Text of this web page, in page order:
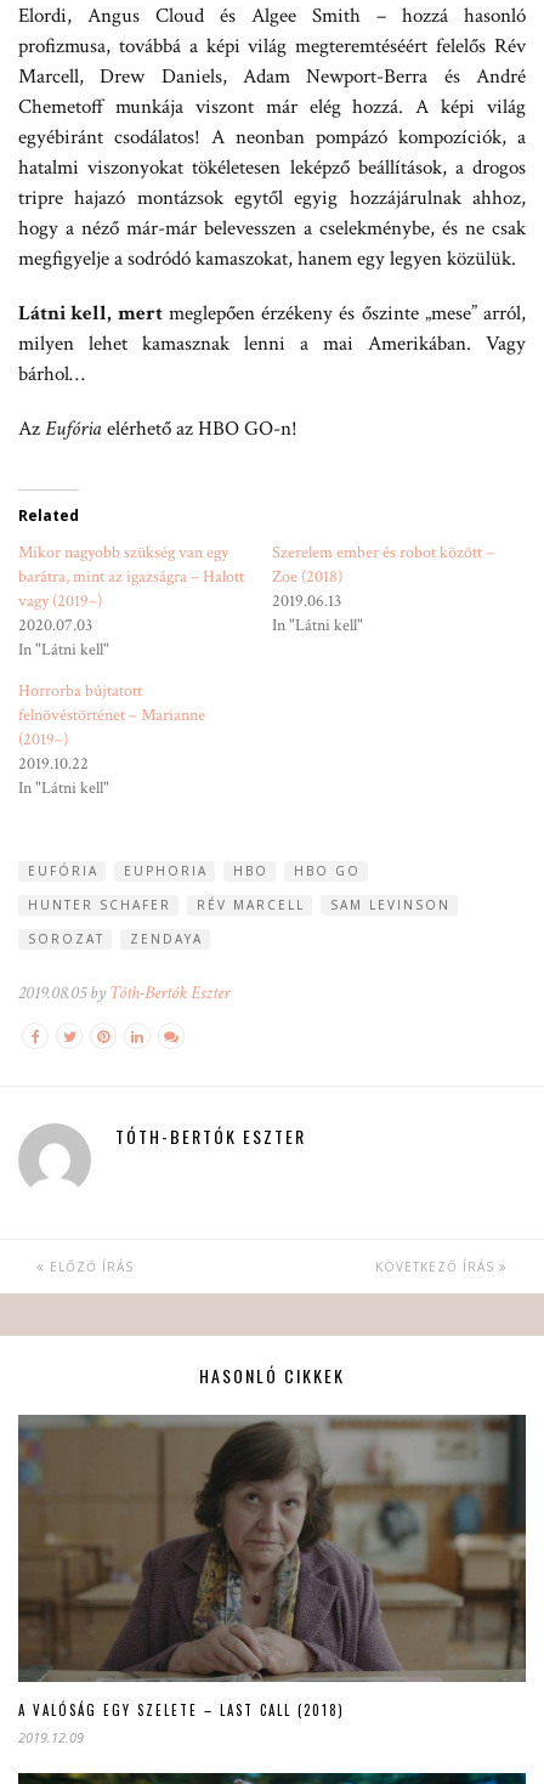
Elordi, Angus Cloud és Algee Smith – hozzá hasonló
profizmusa, továbbá a képi világ megteremtéséért felelős Rév
Marcell, Drew Daniels, Adam Newport-Berra és André
Chemetoff munkája viszont már elég hozzá. A képi világ
egyébiránt csodálatos! A neonban pompázó kompozíciók, a
hatalmi viszonyokat tökéletesen leképző beállítások, a drogos
tripre hajazó montázsok egytől egyig hozzájárulnak ahhoz,
hogy a néző már-már belevesszen a cselekménybe, és ne csak
megfigyelje a sodródó kamaszokat, hanem egy legyen közülük.
Látni kell, mertmeglepően érzékeny és őszinte „mese” arról,
milyen lehet kamasznak lenni a mai Amerikában. Vagy
bárhol…
AzEufóriaelérhető az HBO GO-n!
Related
Mikor nagyobb szükség van egy
barátra, mint az igazságra – Halott
vagy (2019–)
2020.07.03
In "Látni kell"
Szerelem ember és robot között –
Zoe (2018)
2019.06.13
In "Látni kell"
Horrorba bújtatott
felnövéstörténet – Marianne
(2019–)
2019.10.22
In "Látni kell"
EUFÓRIA EUPHORIA HBO
HBO GO
HUNTER SCHAFER
RÉV MARCELL
SAM LEVINSON
SOROZAT
ZENDAYA
2019.08.05 by Tóth-Bertók Eszter
TÓTH-BERTÓK ESZTER
ELŐZŐ ÍRÁS KÖVETKEZŐ ÍRÁS
HASONLÓ CIKKEK
A VALÓSÁG EGY SZELETE – LAST CALL (2018)
2019.12.09